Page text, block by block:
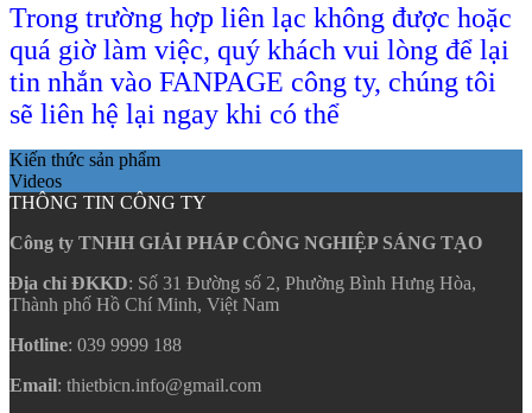
Trong trường hợp liên lạc không được hoặc
quá giờ làm việc, quý khách vui lòng để lại
tin nhắn vào FANPAGE công ty, chúng tôi
sẽ liên hệ lại ngay khi có thể
Kiến thức sản phẩm
Videos
THÔNG TIN CÔNG TY
Công ty TNHH GIẢI PHÁP CÔNG NGHIỆP SÁNG TẠO
Địa chỉ ĐKKD: Số 31 Đường số 2, Phường Bình Hưng Hòa,
Thành phố Hồ Chí Minh, Việt Nam
Hotline: 039 9999 188
Email: thietbicn.info@gmail.com